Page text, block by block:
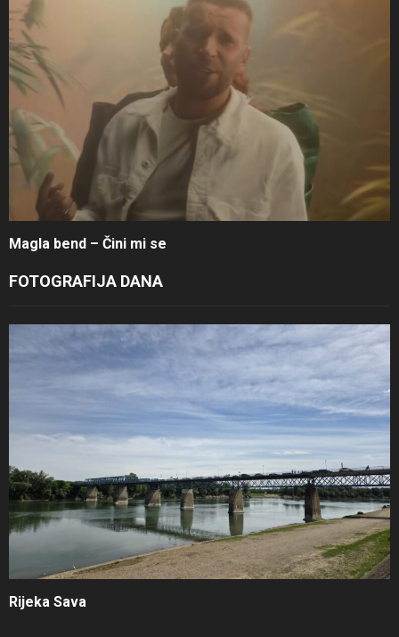
Magla bend – Čini mi se
FOTOGRAFIJA DANA
Rijeka Sava